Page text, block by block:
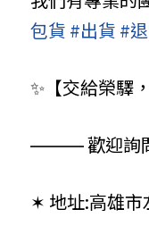
包貨 #出貨 #
✨【交給榮驛
⎼⎼⎼⎼⎼ 歡迎詢
✶ 地址:高雄市